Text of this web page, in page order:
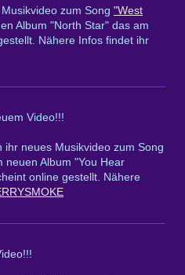
zum Song "West
Album "North Star" das am
Nähere Infos findet ihr
Video!!!
ihr neues Musikvideo zum Song
neuen Album "You Hear
online gestellt. Nähere